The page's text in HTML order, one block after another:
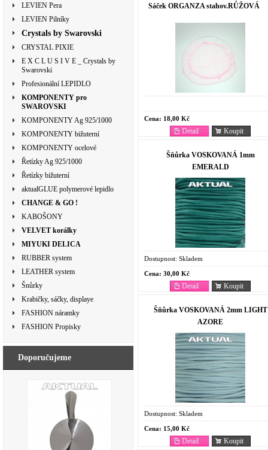
LEVIEN Pera
LEVIEN Pilníky
Crystals by Swarovski
CRYSTAL PIXIE
E X C L U S I V E _ Crystals by
Swarovski
Profesionální LEPIDLO
KOMPONENTY pro
SWAROVSKI
KOMPONENTY Ag 925/1000
KOMPONENTY bižuterní
KOMPONENTY ocelové
Řetízky Ag 925/1000
Řetízky bižuterní
aktualGLUE polymerové lepidlo
CHANGE & GO !
KABOŠONY
VELVET korálky
MIYUKI DELICA
RUBBER system
LEATHER system
Šnůrky
Krabičky, sáčky, displaye
FASHION náramky
FASHION Propisky
Doporučujeme
Sáček ORGANZA stahov.RŮŽOVÁ
Cena: 18,00 Kč
Koupit
Detail
Šňůrka VOSKOVANÁ 1mm
EMERALD
Dostupnost: Skladem
Cena: 30,00 Kč
Koupit
Detail
Šňůrka VOSKOVANÁ 2mm LIGHT
AZORE
Dostupnost: Skladem
Cena: 15,00 Kč
Koupit
Detail